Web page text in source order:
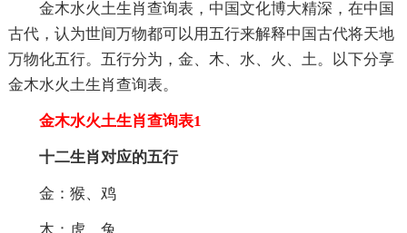
金木水火土生肖查询表，中国文化博大精深，在中国
古代，认为世间万物都可以用五行来解释中国古代将天地
万物化五行。五行分为，金、木、水、火、土。以下分享
金木水火土生肖查询表。
金木水火土生肖查询表1
十二生肖对应的五行
金：猴、鸡
木：虎、兔